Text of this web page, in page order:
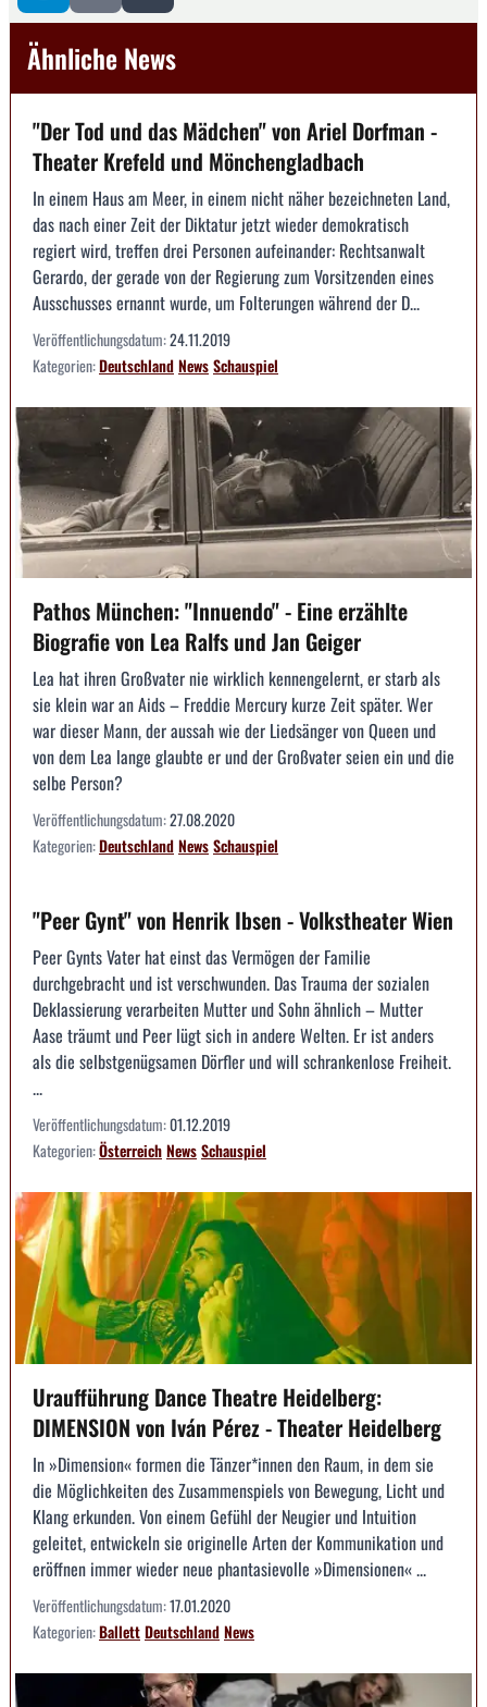
Ähnliche News
"Der Tod und das Mädchen" von Ariel Dorfman -
Theater Krefeld und Mönchengladbach
In einem Haus am Meer, in einem nicht näher bezeichneten Land,
das nach einer Zeit der Diktatur jetzt wieder demokratisch
regiert wird, treffen drei Personen aufeinander: Rechtsanwalt
Gerardo, der gerade von der Regierung zum Vorsitzenden eines
Ausschusses ernannt wurde, um Folterungen während der D...
Veröffentlichungsdatum:24.11.2019
Kategorien:DeutschlandNewsSchauspiel
Pathos München: "Innuendo" - Eine erzählte
Biografie von Lea Ralfs und Jan Geiger
Lea hat ihren Großvater nie wirklich kennengelernt, er starb als
sie klein war an Aids – Freddie Mercury kurze Zeit später. Wer
war dieser Mann, der aussah wie der Liedsänger von Queen und
von dem Lea lange glaubte er und der Großvater seien ein und die
selbe Person?
Veröffentlichungsdatum:27.08.2020
Kategorien:DeutschlandNewsSchauspiel
"Peer Gynt" von Henrik Ibsen - Volkstheater Wien
Peer Gynts Vater hat einst das Vermögen der Familie
durchgebracht und ist verschwunden. Das Trauma der sozialen
Deklassierung verarbeiten Mutter und Sohn ähnlich – Mutter
Aase träumt und Peer lügt sich in andere Welten. Er ist anders
als die selbstgenügsamen Dörfler und will schrankenlose Freiheit.
...
Veröffentlichungsdatum:01.12.2019
Kategorien:ÖsterreichNewsSchauspiel
Uraufführung Dance Theatre Heidelberg:
DIMENSION von Iván Pérez - Theater Heidelberg
In »Dimension« formen die Tänzer*innen den Raum, in dem sie
die Möglichkeiten des Zusammenspiels von Bewegung, Licht und
Klang erkunden. Von einem Gefühl der Neugier und Intuition
geleitet, entwickeln sie originelle Arten der Kommunikation und
eröffnen immer wieder neue phantasievolle »Dimensionen« ...
Veröffentlichungsdatum:17.01.2020
Kategorien:BallettDeutschlandNews